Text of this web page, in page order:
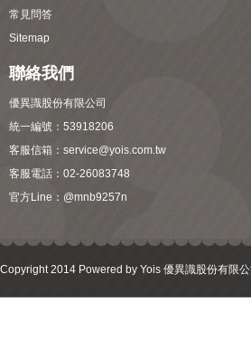
常見問答
Sitemap
聯絡我們
優異識股份有限公司
統一編號：53918206
客服信箱： service@yois.com.tw
客服電話：02-26083748
官方Line： @mnb9257n
Copyright 2014 Powered by Yois 優異識股份有限